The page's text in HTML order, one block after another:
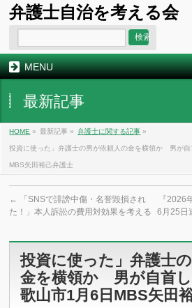
弁護士自治を考える会
MENU
最新記事
HOME » 最新記事 » 弁護士に関する記事 »
投資に使った」弁護士の男が依頼人の金を横領か 男が
MBS矢田裕己弁護士
←
「SNSで誹謗中傷・名誉毀損され
た！」本人訴訟の費用対効果を考える
『2026
6月25日
投資に使った」弁護士
金を横領か 男が自首
歌山市1月6日MBS矢田